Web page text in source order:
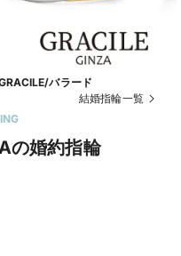
バラード
結婚指輪一覧
の婚約指輪